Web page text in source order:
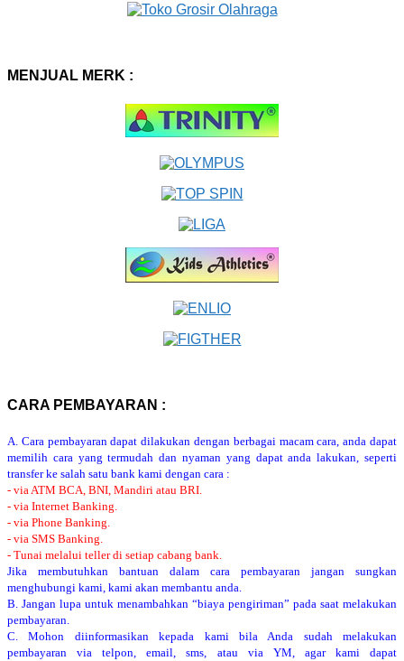
MENJUAL MERK :
CARA PEMBAYARAN :
A. Cara pembayaran dapat dilakukan dengan berbagai macam cara, anda dapat
memilih cara yang termudah dan nyaman yang dapat anda lakukan, seperti
transfer ke salah satu bank kami dengan cara :
- via ATM BCA, BNI, Mandiri atau BRI.
- via Internet Banking.
- via Phone Banking.
- via SMS Banking.
- Tunai melalui teller di setiap cabang bank.
Jika membutuhkan bantuan dalam cara pembayaran jangan sungkan
menghubungi kami, kami akan membantu anda.
B. Jangan lupa untuk menambahkan “biaya pengiriman” pada saat melakukan
pembayaran.
C. Mohon diinformasikan kepada kami bila Anda sudah melakukan
pembayaran via telpon, email, sms, atau via YM, agar kami dapat